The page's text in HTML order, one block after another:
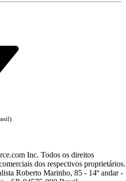
resultados
Inc. Todos os direitos
dos respectivos proprietários.
Roberto Marinho, 85 - 14º andar -